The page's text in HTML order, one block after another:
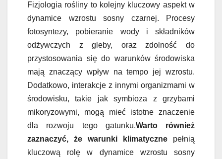
Fizjologia rośliny to kolejny kluczowy aspekt w
dynamice wzrostu sosny czarnej. Procesy
fotosyntezy, pobieranie wody i składników
odżywczych z gleby, oraz zdolność do
przystosowania się do warunków środowiska
mają znaczący wpływ na tempo jej wzrostu.
Dodatkowo, interakcje z innymi organizmami w
środowisku, takie jak symbioza z grzybami
mikoryzowymi, mogą mieć istotne znaczenie
dla rozwoju tego gatunku.Warto również
zaznaczyć, że warunki klimatyczne pełnią
kluczową rolę w dynamice wzrostu sosny